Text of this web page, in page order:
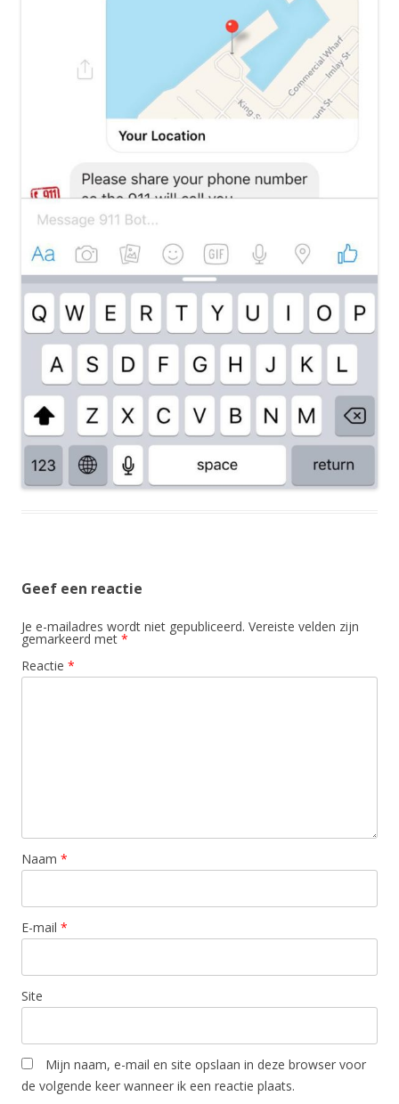
Geef een reactie
Je e-mailadres wordt niet gepubliceerd. Vereiste velden zijn
gemarkeerd met *
Reactie *
Naam *
E-mail *
Site
Mijn naam, e-mail en site opslaan in deze browser voor
de volgende keer wanneer ik een reactie plaats.